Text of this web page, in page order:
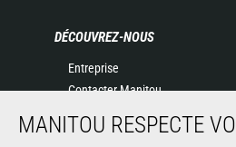
DÉCOUVREZ-NOUS
Entreprise
Contacter Manitou
Politique de protection des
MANITOU RESPECTE